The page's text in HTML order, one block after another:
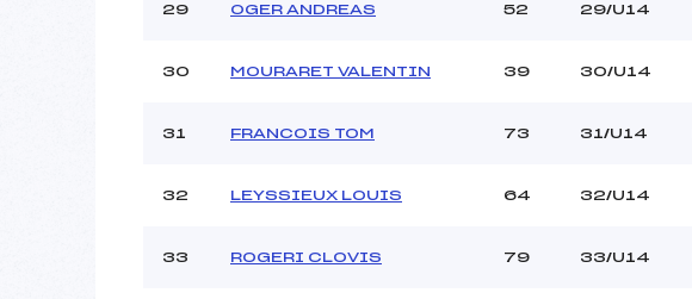
29 OGER ANDREAS 52 29/U14
30 MOURARET VALENTIN 39 30/U14
31 FRANCOIS TOM 73 31/U14
32 LEYSSIEUX LOUIS 64 32/U14
33 ROGERI CLOVIS 79 33/U14